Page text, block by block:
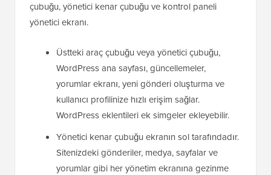
çubuğu, yönetici kenar çubuğu ve kontrol paneli
yönetici ekranı.
Üstteki araç çubuğu veya yönetici çubuğu,
WordPress ana sayfası, güncellemeler,
yorumlar ekranı, yeni gönderi oluşturma ve
kullanıcı profilinize hızlı erişim sağlar.
WordPress eklentileri ek simgeler ekleyebilir.
Yönetici kenar çubuğu ekranın sol tarafındadır.
Sitenizdeki gönderiler, medya, sayfalar ve
yorumlar gibi her yönetim ekranına gezinme